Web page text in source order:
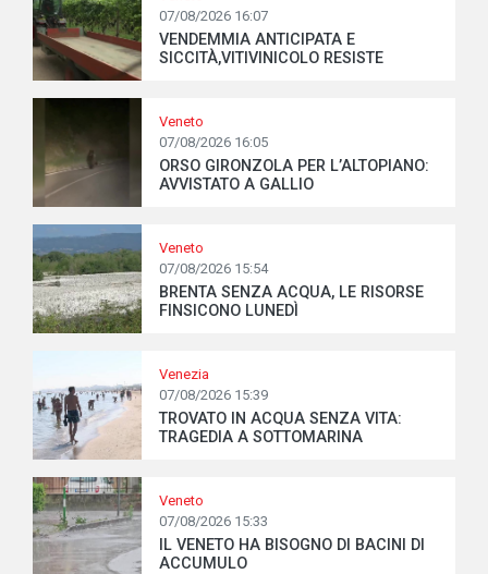
07/08/2026 16:07
VENDEMMIA ANTICIPATA E
SICCITÀ,VITIVINICOLO RESISTE
Veneto
07/08/2026 16:05
ORSO GIRONZOLA PER L’ALTOPIANO:
AVVISTATO A GALLIO
Veneto
07/08/2026 15:54
BRENTA SENZA ACQUA, LE RISORSE
FINSICONO LUNEDÌ
Venezia
07/08/2026 15:39
TROVATO IN ACQUA SENZA VITA:
TRAGEDIA A SOTTOMARINA
Veneto
07/08/2026 15:33
IL VENETO HA BISOGNO DI BACINI DI
ACCUMULO